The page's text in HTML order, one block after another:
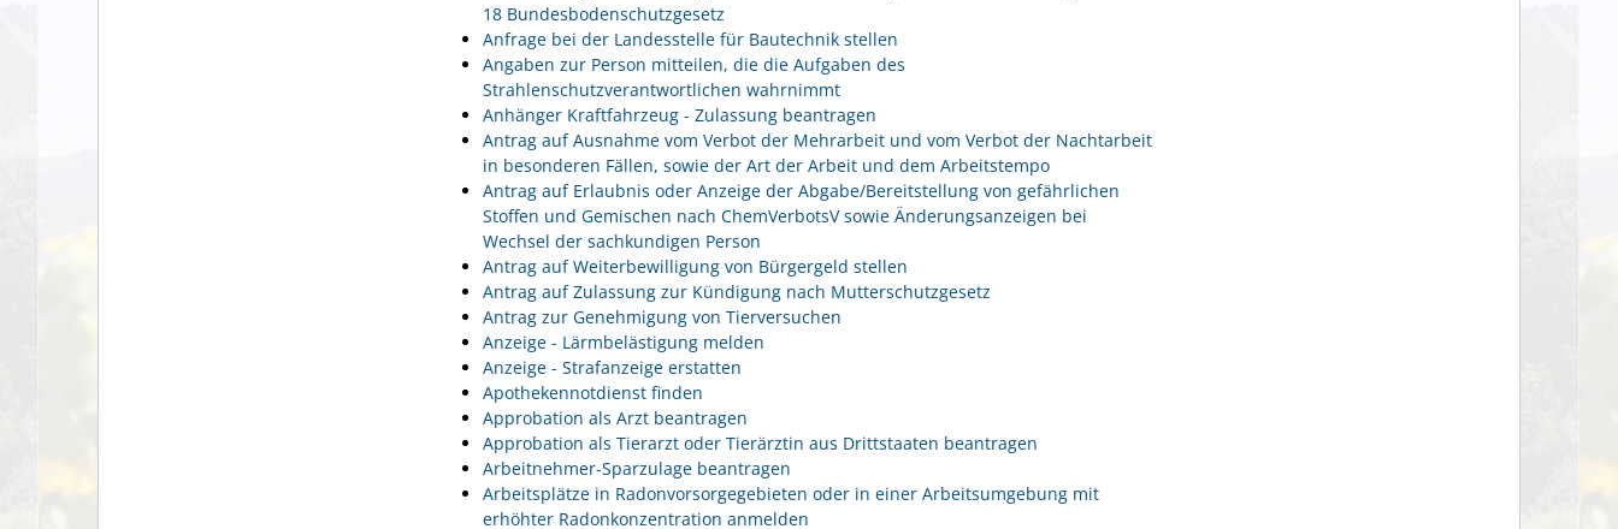
18 Bundesbodenschutzgesetz
Anfrage bei der Landesstelle für Bautechnik stellen
Angaben zur Person mitteilen, die die Aufgaben des
Strahlenschutzverantwortlichen wahrnimmt
Anhänger Kraftfahrzeug - Zulassung beantragen
Antrag auf Ausnahme vom Verbot der Mehrarbeit und vom Verbot der Nachtarbeit
in besonderen Fällen, sowie der Art der Arbeit und dem Arbeitstempo
Antrag auf Erlaubnis oder Anzeige der Abgabe/Bereitstellung von gefährlichen
Stoffen und Gemischen nach ChemVerbotsV sowie Änderungsanzeigen bei
Wechsel der sachkundigen Person
Antrag auf Weiterbewilligung von Bürgergeld stellen
Antrag auf Zulassung zur Kündigung nach Mutterschutzgesetz
Antrag zur Genehmigung von Tierversuchen
Anzeige - Lärmbelästigung melden
Anzeige - Strafanzeige erstatten
Apothekennotdienst finden
Approbation als Arzt beantragen
Approbation als Tierarzt oder Tierärztin aus Drittstaaten beantragen
Arbeitnehmer-Sparzulage beantragen
Arbeitsplätze in Radonvorsorgegebieten oder in einer Arbeitsumgebung mit
erhöhter Radonkonzentration anmelden